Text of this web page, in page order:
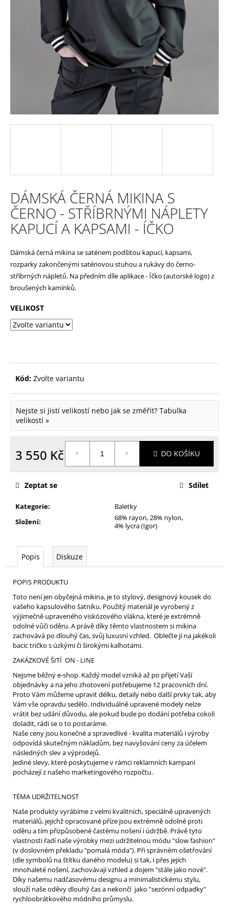
DÁMSKÁ ČERNÁ MIKINA S
ČERNO - STŘÍBRNÝMI NÁPLETY
KAPUCÍ A KAPSAMI - ÍČKO
Dámská černá mikina se saténem podšitou kapucí, kapsami,
rozparky zakončenými saténovou stuhou a rukávy do černo-
stříbrných nápletů. Na předním díle aplikace - Íčko (autorské logo) z
broušených kamínků.
VELIKOST
Kód: Zvolte variantu
Nejste si jistí velikostí nebo jak se změřit? Tabulka
velikostí »
3 550 Kč DO KOŠÍKU
Kategorie:
Baletky
Složení:
68% rayon, 28% nylon,
4% lycra (Igor)
Zeptat se Sdílet
Popis Diskuze
POPIS PRODUKTU
Toto není jen obyčejná mikina, je to stylový, designový kousek do
vašeho kapsulového šatníku. Použitý materiál je vyrobený z
výjimečně upraveného viskózového vlákna, které je extrémně
odolné vůči oděru. A právě díky těmto vlastnostem si mikina
zachovává po dlouhý čas, svůj luxusní vzhled. Oblečte jí na jakékoli
bacic tričko s úzkými či širokými kalhotami.
ZAKÁZKOVÉ ŠITÍ ON - LINE
Nejsme běžný e-shop. Každý model vzniká až po přijetí Vaší
objednávky a na jeho zhotovení potřebujeme 12 pracovních dní.
Proto Vám můžeme upravit délku, detaily nebo další prvky tak, aby
Vám vše opravdu sedělo. Individuálně upravené modely nelze
vrátit bez udání důvodu, ale pokud bude po dodání potřeba cokoli
doladit, rádi se o to postaráme.
Naše ceny jsou konečné a spravedlivé - kvalita materiálů i výroby
odpovídá skutečným nákladům, bez navyšování ceny za účelem
následných slev a výprodejů.
Jediné slevy, které poskytujeme v rámci reklamních kampaní
pocházejí z našeho marketingového rozpočtu.
TÉMA UDRŽITELNOST
Naše produkty vyrábíme z velmi kvalitních, speciálně upravených
materiálů, jejichž opracované příze jsou extrémně odolné proti
oděru a tím přizpůsobené častému nošení i údržbě. Právě tyto
vlastnosti řadí naše výrobky mezi udržitelnou módu "slow fashion"
(v doslovném překladu "pomalá móda"). Při správném ošetřování
(dle symbolů na štítku daného modelu) si tak, i přes jejich
mnohaleté nošení, zachovávají vzhled a dojem "stále jako nové".
Díky našemu nadčasovému designu a minimalistickému stylu,
slouží naše oděvy dlouhý čas a nekončí jako "sezónní odpadky"
rychloobrátkového módního průmyslu.
D
o
o
r
u
č
u
j
m
e